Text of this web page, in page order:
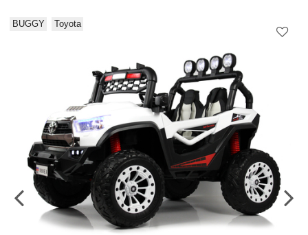
BUGGY Toyota